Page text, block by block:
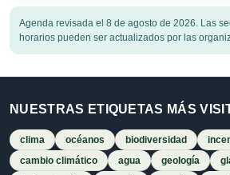
Agenda revisada el 8 de agosto de 2026. Las
horarios pueden ser actualizados por las
NUESTRAS ETIQUETAS MÁS
clima océanos biodiversidad
cambio climático
agua geología